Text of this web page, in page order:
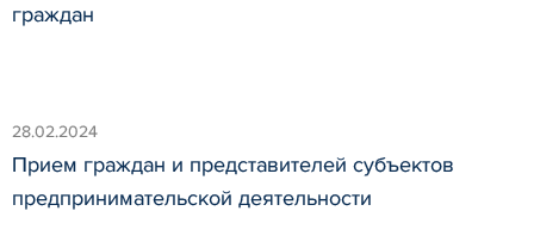
граждан
28.02.2024
Прием граждан и представителей субъектов
предпринимательской деятельности